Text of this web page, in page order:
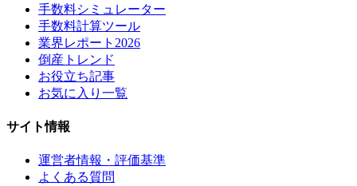
手数料シミュレーター
手数料計算ツール
業界レポート2026
倒産トレンド
お役立ち記事
お気に入り一覧
サイト情報
運営者情報・評価基準
よくある質問